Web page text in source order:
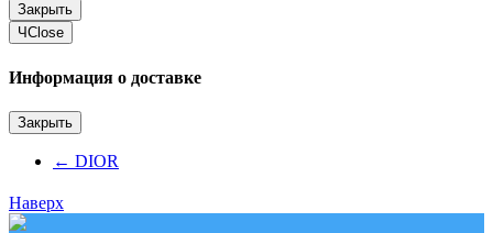
Закрыть
ЧClose
Информация о доставке
Закрыть
← DIOR
Наверх